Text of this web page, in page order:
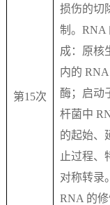
第15次
损伤的切
制。 RNA
成：原核
内的
酶；启动
杆菌中
的起始、
止过程、
对称转录
RNA 的